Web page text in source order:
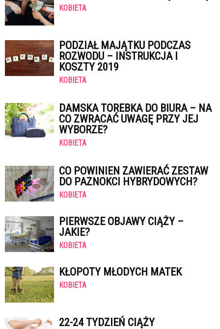
KOBIETA
PODZIAŁ MAJĄTKU PODCZAS
ROZWODU – INSTRUKCJA I
KOSZTY 2019
KOBIETA
DAMSKA TOREBKA DO BIURA – NA
CO ZWRACAĆ UWAGĘ PRZY JEJ
WYBORZE?
KOBIETA
CO POWINIEN ZAWIERAĆ ZESTAW
DO PAZNOKCI HYBRYDOWYCH?
KOBIETA
PIERWSZE OBJAWY CIĄŻY –
JAKIE?
KOBIETA
KŁOPOTY MŁODYCH MATEK
KOBIETA
22-24 TYDZIEŃ CIĄŻY